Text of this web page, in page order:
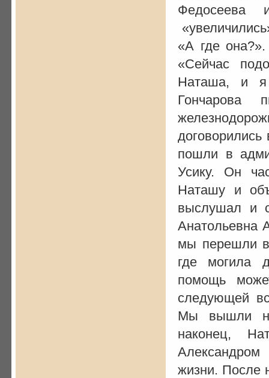
Федосеева
«А где
«Сейчас
Наташа, и я
Гончарова
пошли в
Усику. Он
Наташу и
выслушал и
Анатольевна
мы перешли в
где могила
помощь
следующей
Мы вышли
наконец,
жизни. После